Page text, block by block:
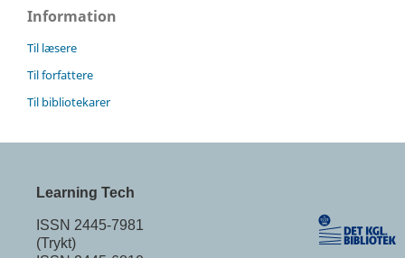
Information
Til læsere
Til forfattere
Til bibliotekarer
Learning Tech
ISSN 2445-7981
(Trykt)